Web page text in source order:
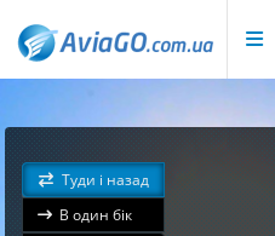
Туди і назад
В один бік